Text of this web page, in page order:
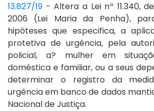
13.827/19 - Altera a Lei nº 11.340,
2006 (Lei Maria da Penha),
hipóteses que especifica, a
protetiva de urgência, pela
policial, a? mulher em
doméstica e familiar, ou a seus
determinar o registro da
urgência em banco de dados
Nacional de Justiça.